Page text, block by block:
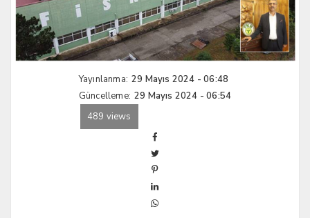
Yayınlanma: 29 Mayıs 2024 - 06:48
Güncelleme: 29 Mayıs 2024 - 06:54
489 views